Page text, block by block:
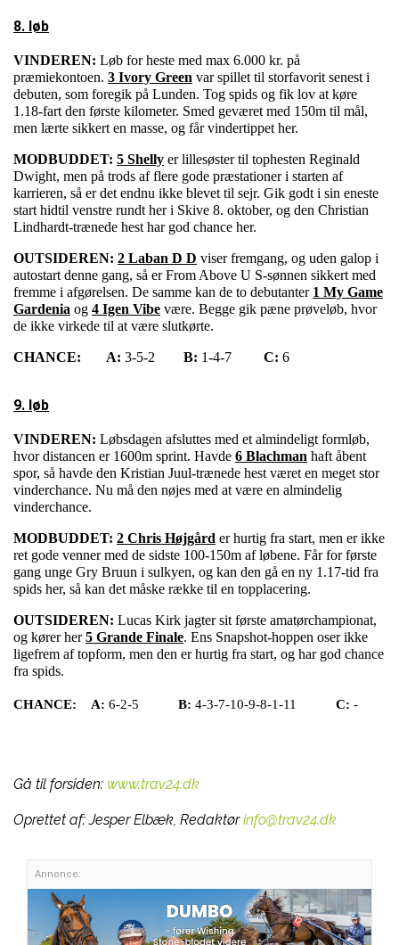
8. løb
VINDEREN: Løb for heste med max 6.000 kr. på
præmiekontoen. 3 Ivory Green var spillet til storfavorit senest i
debuten, som foregik på Lunden. Tog spids og fik lov at køre
1.18-fart den første kilometer. Smed geværet med 150m til mål,
men lærte sikkert en masse, og får vindertippet her.
MODBUDDET: 5 Shelly er lillesøster til tophesten Reginald
Dwight, men på trods af flere gode præstationer i starten af
karrieren, så er det endnu ikke blevet til sejr. Gik godt i sin eneste
start hidtil venstre rundt her i Skive 8. oktober, og den Christian
Lindhardt-trænede hest har god chance her.
OUTSIDEREN: 2 Laban D D viser fremgang, og uden galop i
autostart denne gang, så er From Above U S-sønnen sikkert med
fremme i afgørelsen. De samme kan de to debutanter 1 My Game
Gardenia og 4 Igen Vibe være. Begge gik pæne prøveløb, hvor
de ikke virkede til at være slutkørte.
CHANCE: A: 3-5-2 B: 1-4-7 C: 6
9. løb
VINDEREN: Løbsdagen afsluttes med et almindeligt formløb,
hvor distancen er 1600m sprint. Havde 6 Blachman haft åbent
spor, så havde den Kristian Juul-trænede hest været en meget stor
vinderchance. Nu må den nøjes med at være en almindelig
vinderchance.
MODBUDDET: 2 Chris Højgård er hurtig fra start, men er ikke
ret gode venner med de sidste 100-150m af løbene. Får for første
gang unge Gry Bruun i sulkyen, og kan den gå en ny 1.17-tid fra
spids her, så kan det måske række til en topplacering.
OUTSIDEREN: Lucas Kirk jagter sit første amatørchampionat,
og kører her5 Grande Finale. Ens Snapshot-hoppen oser ikke
ligefrem af topform, men den er hurtig fra start, og har god chance
fra spids.
CHANCE: A: 6-2-5 B: 4-3-7-10-9-8-1-11 C: -
Gå til forsiden: www.trav24.dk
Oprettet af:Jesper Elbæk, Redaktør info@trav24.dk
Annonce: